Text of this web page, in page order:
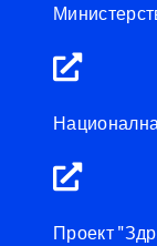
Проект